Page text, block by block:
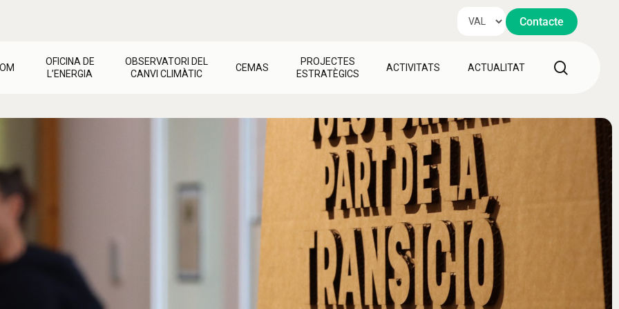
Contacte
OFICINA DE
L’ENERGIA
Contacte
OBSERVATORI DEL
CANVI CLIMÀTIC
CEMAS
Contacte
PROJECTES
ESTRATÈGICS
ACTIVITATS ACTUALITAT